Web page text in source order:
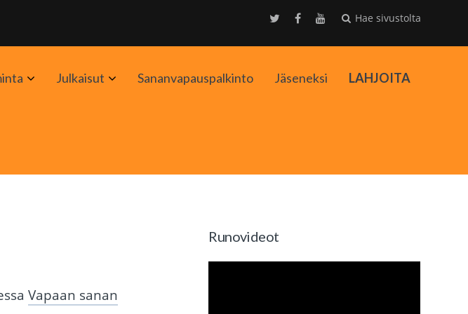
Hae sivustolta
AvaaJulkaisut AvaaSananvapauspalkinto Jäseneksi LAHJOITA
Vapaan sanan
Runovideot